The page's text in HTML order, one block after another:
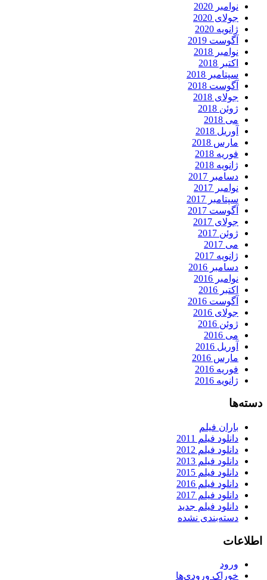
نوامبر 2020
جولای 2020
ژانویه 2020
آگوست 2019
نوامبر 2018
اکتبر 2018
سپتامبر 2018
آگوست 2018
جولای 2018
ژوئن 2018
می 2018
آوریل 2018
مارس 2018
فوریه 2018
ژانویه 2018
دسامبر 2017
نوامبر 2017
سپتامبر 2017
آگوست 2017
جولای 2017
ژوئن 2017
می 2017
ژانویه 2017
دسامبر 2016
نوامبر 2016
اکتبر 2016
آگوست 2016
جولای 2016
ژوئن 2016
می 2016
آوریل 2016
مارس 2016
فوریه 2016
ژانویه 2016
دسته‌ها
باران فیلم
دانلود فیلم 2011
دانلود فیلم 2012
دانلود فیلم 2013
دانلود فیلم 2015
دانلود فیلم 2016
دانلود فیلم 2017
دانلود فیلم جدید
دسته‌بندی نشده
اطلاعات
ورود
خوراک ورودی‌ها